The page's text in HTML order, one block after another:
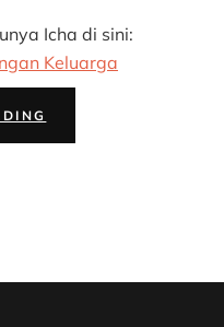
Icha di sini:
Keluarga
#31:
KELUARGA”